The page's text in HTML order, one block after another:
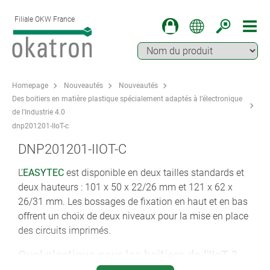
Filiale OKW France
Homepage Nouveautés
Nouveautés
Des boitiers en matière plastique spécialement adaptés à l’électronique
de l'Industrie 4.0
dnp201201-IIoT-c
DNP201201-IIOT-C
L’EASYTEC est disponible en deux tailles standards et
deux hauteurs : 101 x 50 x 22/26 mm et 121 x 62 x
26/31 mm. Les bossages de fixation en haut et en bas
offrent un choix de deux niveaux pour la mise en place
des circuits imprimés.
Quel plastique pour les boitiers de l'IIoT ?